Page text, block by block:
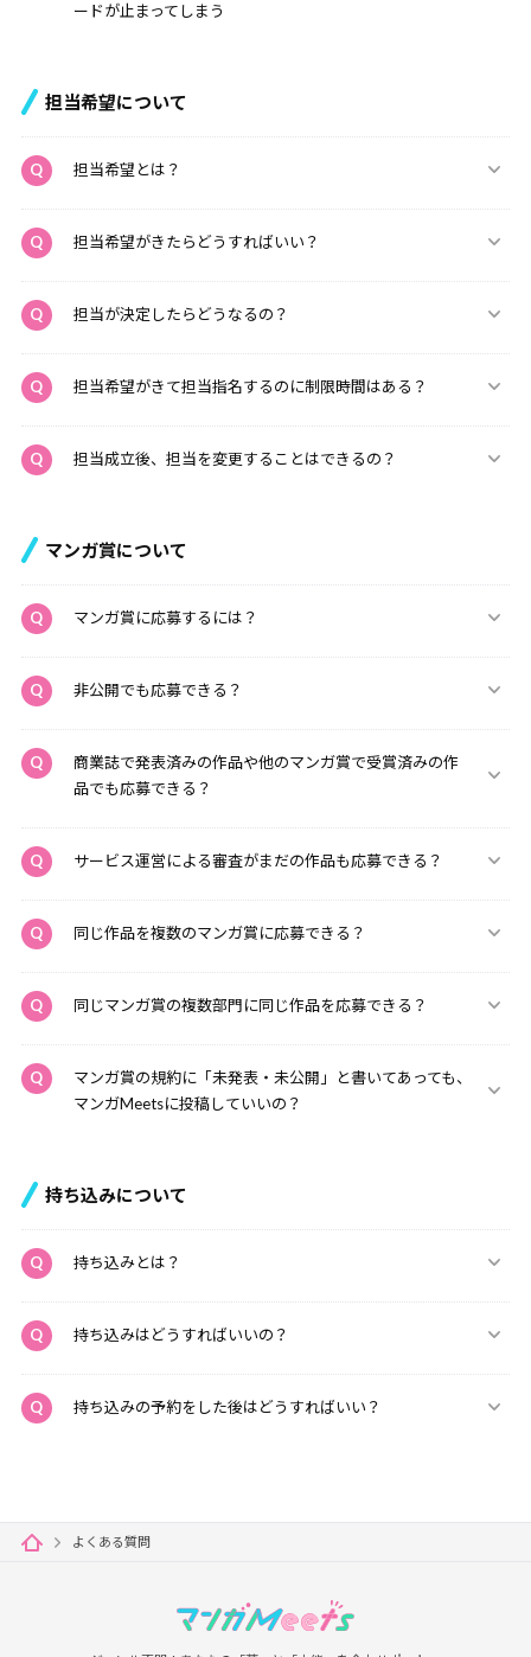
ードが止まってしまう
担当希望について
担当希望とは？
担当希望がきたらどうすればいい？
担当が決定したらどうなるの？
担当希望がきて担当指名するのに制限時間はある？
担当成立後、担当を変更することはできるの？
マンガ賞について
マンガ賞に応募するには？
非公開でも応募できる？
商業誌で発表済みの作品や他のマンガ賞で受賞済みの作
品でも応募できる？
サービス運営による審査がまだの作品も応募できる？
同じ作品を複数のマンガ賞に応募できる？
同じマンガ賞の複数部門に同じ作品を応募できる？
マンガ賞の規約に「未発表・未公開」と書いてあっても、
マンガMeetsに投稿していいの？
持ち込みについて
持ち込みとは？
持ち込みはどうすればいいの？
持ち込みの予約をした後はどうすればいい？
よくある質問